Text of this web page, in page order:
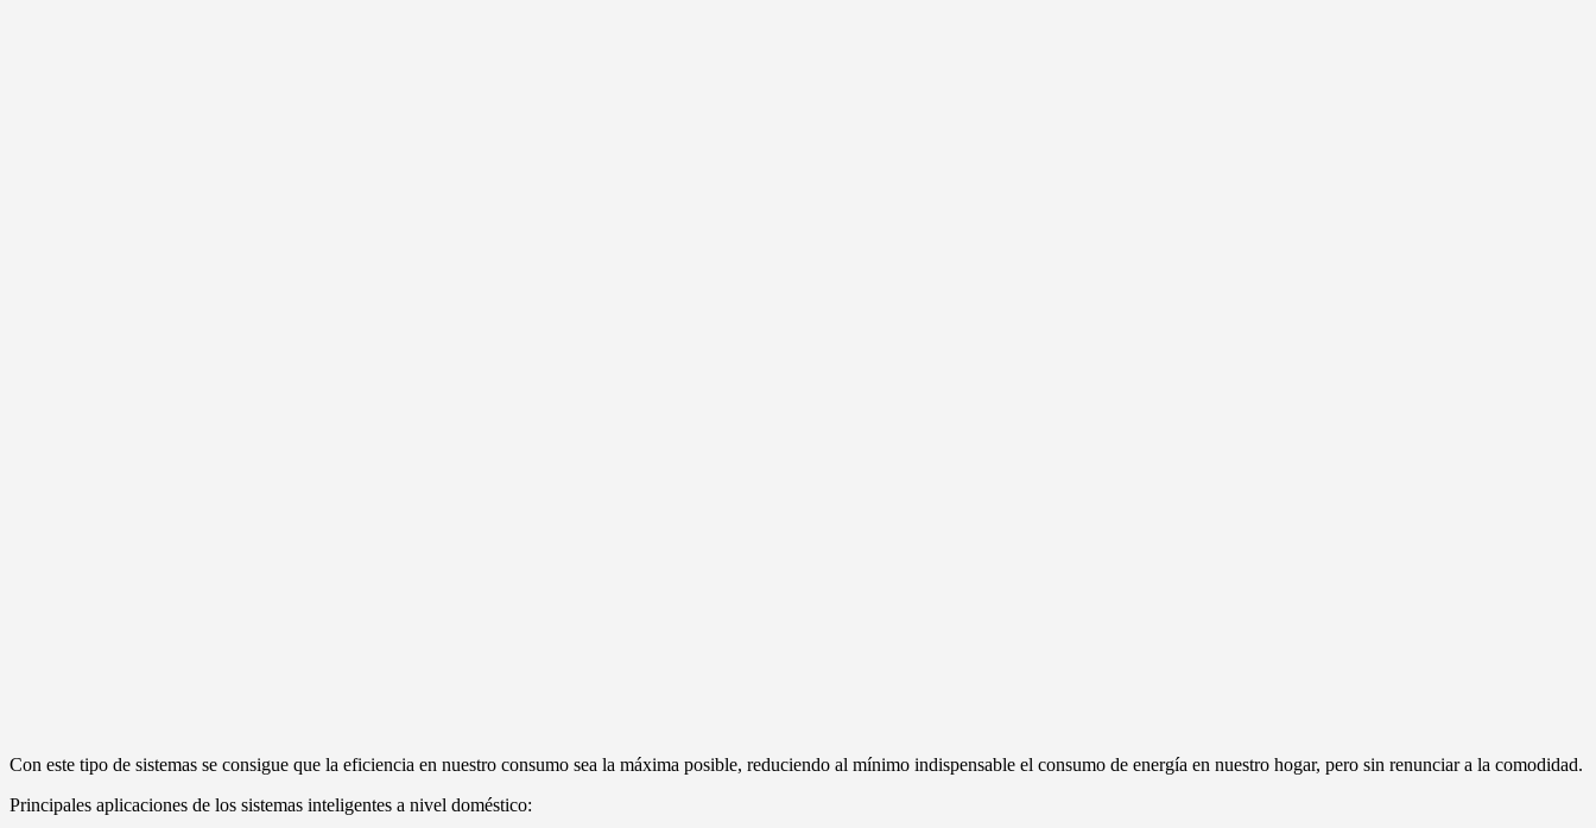
Con este tipo de sistemas se consigue que la eficiencia en nuestro consumo sea la máxima posible, reduciendo al mínimo indispensable el consumo de energía en nuestro hogar, pero sin renunciar a la comodidad.
Principales aplicaciones de los sistemas inteligentes a nivel doméstico: